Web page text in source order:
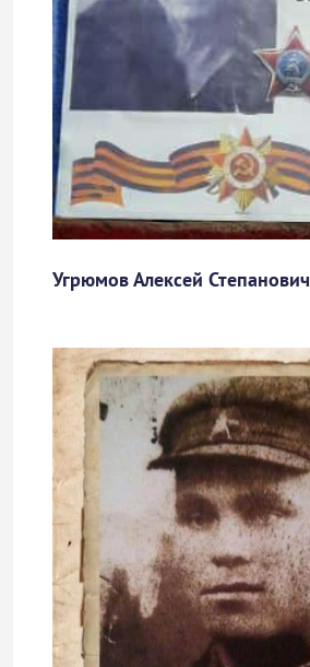
Угрюмов Алексей Степанович